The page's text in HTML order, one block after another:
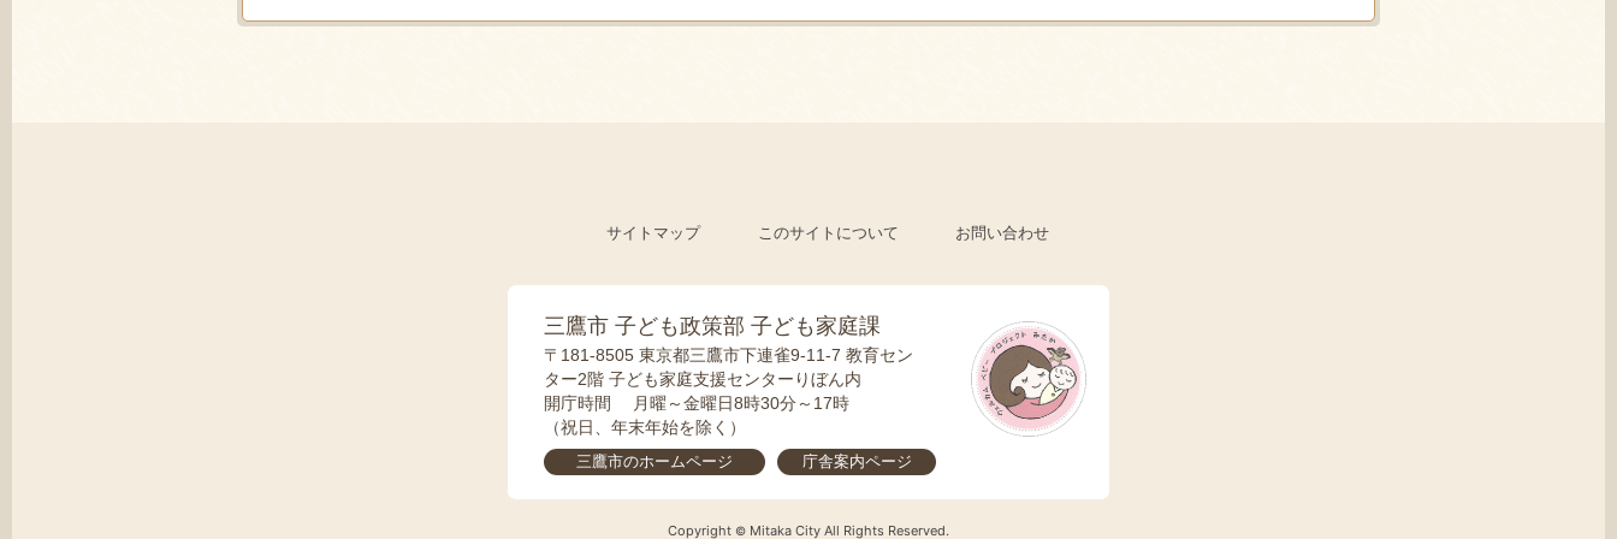
サイトマップ このサイトについて お問い合わせ
三鷹市 子ども政策部 子ども家庭課
〒181-8505 東京都三鷹市下連雀9-11-7 教育セン
ター2階 子ども家庭支援センターりぼん内
開庁時間
月曜～金曜日8時30分～17時
（祝日、年末年始を除く）
三鷹市のホームページ 庁舎案内ページ
Copyright © Mitaka City All Rights Reserved.